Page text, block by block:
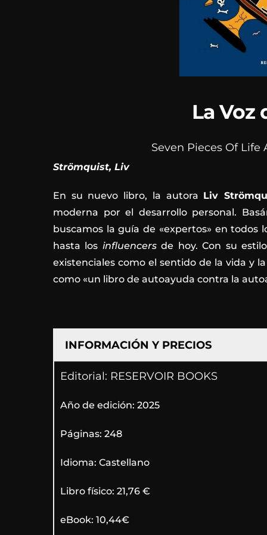
La Voz
Seven Pieces Of
Strömquist, Liv
En su nuevo libro, la autora Liv
moderna por el desarrollo personal.
buscamos la guía de «expertos» en todos
hasta los influencersde hoy. Con su
existenciales como el sentido de la vida y
como «un libro de autoayuda contra la
INFORMACIÓN Y PRECIOS
Editorial: RESERVOIR BOOKS
Año de edición: 2025
Páginas: 248
Idioma: Castellano
Libro físico: 21,76 €
eBook: 10,44€